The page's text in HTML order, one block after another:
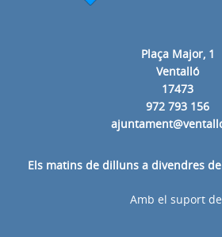
Plaça Major, 1
Ventalló
17473
972 793 156
Els matins de dilluns a divendres
Amb el suport